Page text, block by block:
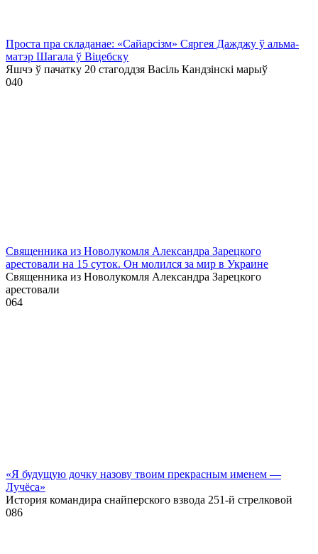
Проста пра складанае: «Сайарсізм» Сяргея Дажджу ў альма-
матэр Шагала ў Віцебску
Яшчэ ў пачатку 20 стагоддзя Васіль Кандзінскі марыў
040
Священника из Новолукомля Александра Зарецкого
арестовали на 15 суток. Он молился за мир в Украине
Священника из Новолукомля Александра Зарецкого
арестовали
064
«Я будущую дочку назову твоим прекрасным именем —
Лучёса»
История командира снайперского взвода 251-й стрелковой
086